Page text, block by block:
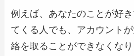
例えば、あなたのことが好
てくる人でも、アカウント
絡を取ることができなくなり